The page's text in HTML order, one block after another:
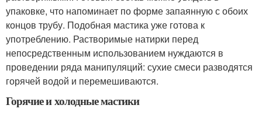
упаковке, что напоминает по форме запаянную с обоих
концов трубу. Подобная мастика уже готова к
употреблению. Растворимые натирки перед
непосредственным использованием нуждаются в
проведении ряда манипуляций: сухие смеси разводятся
горячей водой и перемешиваются.
Горячие и холодные мастики